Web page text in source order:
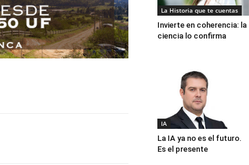
La Historia que te cuentas
Invierte en coherencia: la
ciencia lo confirma
IA
La IA ya no es el futuro.
Es el presente